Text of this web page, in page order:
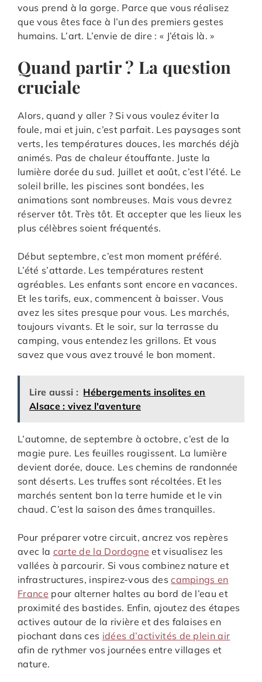
vous prend à la gorge. Parce que vous réalisez
que vous êtes face à l’un des premiers gestes
humains. L’art. L’envie de dire : « J’étais là. »
Quand partir ? La question
cruciale
Alors, quand y aller ? Si vous voulez éviter la
foule, mai et juin, c’est parfait. Les paysages sont
verts, les températures douces, les marchés déjà
animés. Pas de chaleur étouffante. Juste la
lumière dorée du sud. Juillet et août, c’est l’été. Le
soleil brille, les piscines sont bondées, les
animations sont nombreuses. Mais vous devrez
réserver tôt. Très tôt. Et accepter que les lieux les
plus célèbres soient fréquentés.
Début septembre, c’est mon moment préféré.
L’été s’attarde. Les températures restent
agréables. Les enfants sont encore en vacances.
Et les tarifs, eux, commencent à baisser. Vous
avez les sites presque pour vous. Les marchés,
toujours vivants. Et le soir, sur la terrasse du
camping, vous entendez les grillons. Et vous
savez que vous avez trouvé le bon moment.
Lire aussi : Hébergements insolites en
Alsace : vivez l'aventure
L’automne, de septembre à octobre, c’est de la
magie pure. Les feuilles rougissent. La lumière
devient dorée, douce. Les chemins de randonnée
sont déserts. Les truffes sont récoltées. Et les
marchés sentent bon la terre humide et le vin
chaud. C’est la saison des âmes tranquilles.
Pour préparer votre circuit, ancrez vos repères
avec la carte de la Dordogne et visualisez les
vallées à parcourir. Si vous combinez nature et
infrastructures, inspirez-vous descampings en
France pour alterner haltes au bord de l’eau et
proximité des bastides. Enfin, ajoutez des étapes
actives autour de la rivière et des falaises en
piochant dans ces idées d’activités de plein air
afin de rythmer vos journées entre villages et
nature.